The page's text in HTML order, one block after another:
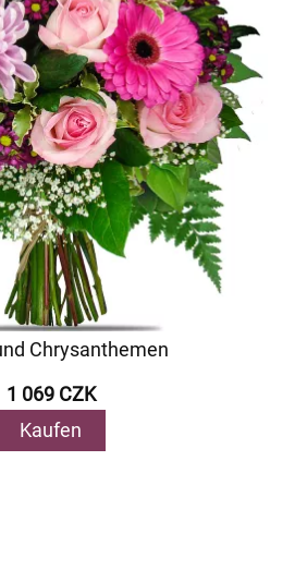
Chrysanthemen
1 069 CZK
Kaufen